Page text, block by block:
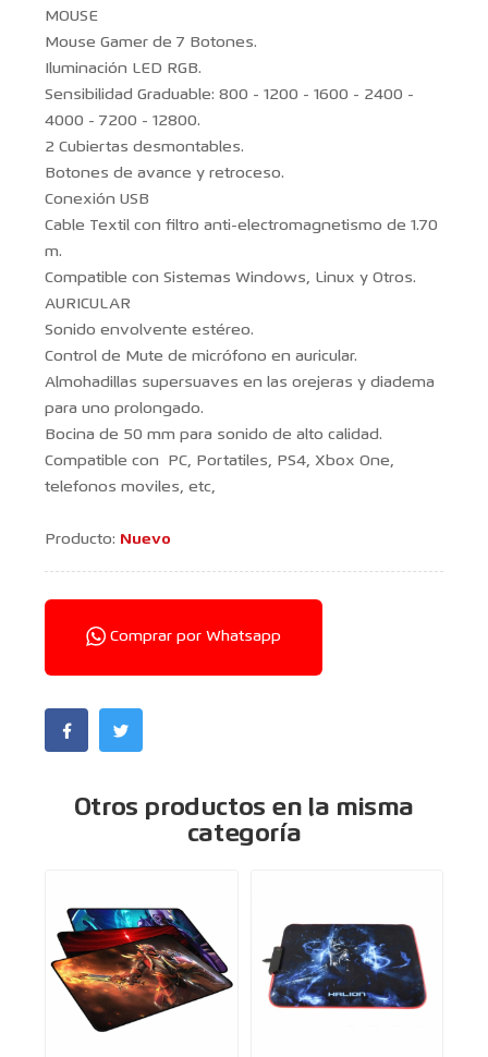
MOUSE
Mouse Gamer de 7 Botones.
Iluminación LED RGB.
Sensibilidad Graduable: 800 - 1200 - 1600 - 2400 -
4000 - 7200 - 12800.
2 Cubiertas desmontables.
Botones de avance y retroceso.
Conexión USB
Cable Textil con filtro anti-electromagnetismo de 1.70
m.
Compatible con Sistemas Windows, Linux y Otros.
AURICULAR
Sonido envolvente estéreo.
Control de Mute de micrófono en auricular.
Almohadillas supersuaves en las orejeras y diadema
para uno prolongado.
Bocina de 50 mm para sonido de alto calidad.
Compatible con PC, Portatiles, PS4, Xbox One,
telefonos moviles, etc,
Producto: Nuevo
Comprar por Whatsapp
Otros productos en la misma
categoría